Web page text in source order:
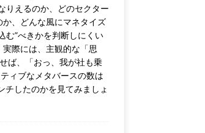
りえるのか、どのセクター
、どんな風にマネタイズ
む”べきかを判断しにくい
際には、主観的な「思
ば、「おっ、我が社も乗
ィブなメタバースの数は
したのかを見てみましょ